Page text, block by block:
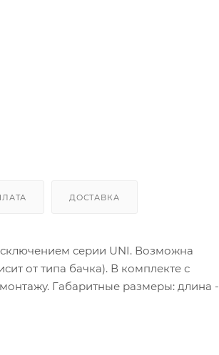
ДОСТАВКА
серии UNI. Возможна
от типа бачка). В комплекте с
Габаритные размеры: длина -